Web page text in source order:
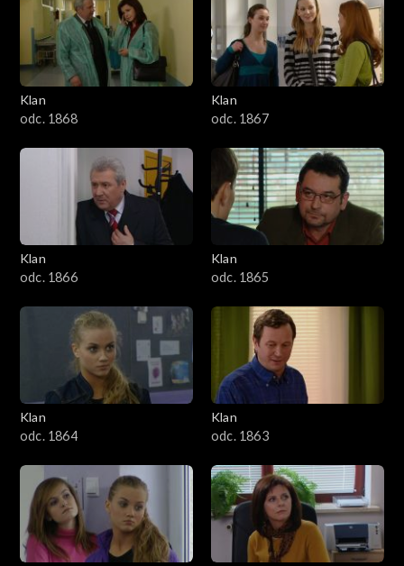
Klan
odc. 1868
Klan
odc. 1867
Klan
odc. 1866
Klan
odc. 1865
Klan
odc. 1864
Klan
odc. 1863